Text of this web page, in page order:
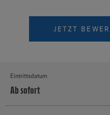
JETZT
Eintrittsdatum
Ab sofort